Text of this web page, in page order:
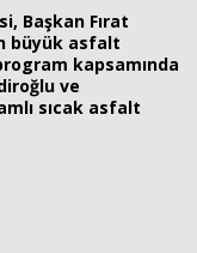
Başkan Fırat
büyük asfalt
kapsamında
ve
sıcak asfalt